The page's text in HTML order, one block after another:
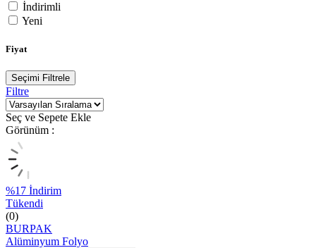
İndirimli
Yeni
Fiyat
Seçimi Filtrele
Filtre
Seç ve Sepete Ekle
Görünüm :
%17 İndirim
Tükendi
(0)
BURPAK
Alüminyum Folyo